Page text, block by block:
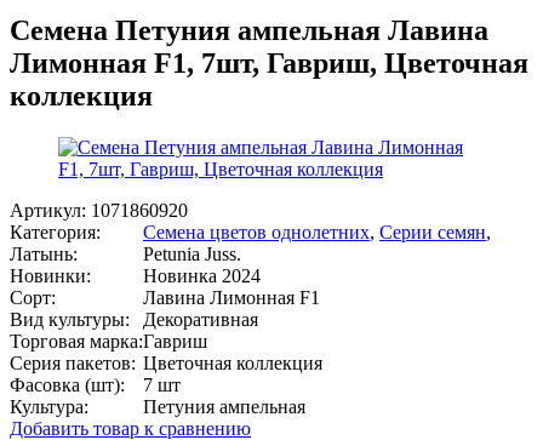
Семена Петуния ампельная Лавина
Лимонная F1, 7шт, Гавриш, Цветочная
коллекция
Артикул: 1071860920
Категория:
Семена цветов однолетних, Серии семян,
Латынь:
Petunia Juss.
Новинки:
Новинка 2024
Сорт:
Лавина Лимонная F1
Вид культуры:
Декоративная
Торговая марка:Гавриш
Серия пакетов: Цветочная коллекция
Фасовка (шт):
7 шт
Культура:
Петуния ампельная
Добавить товар к сравнению